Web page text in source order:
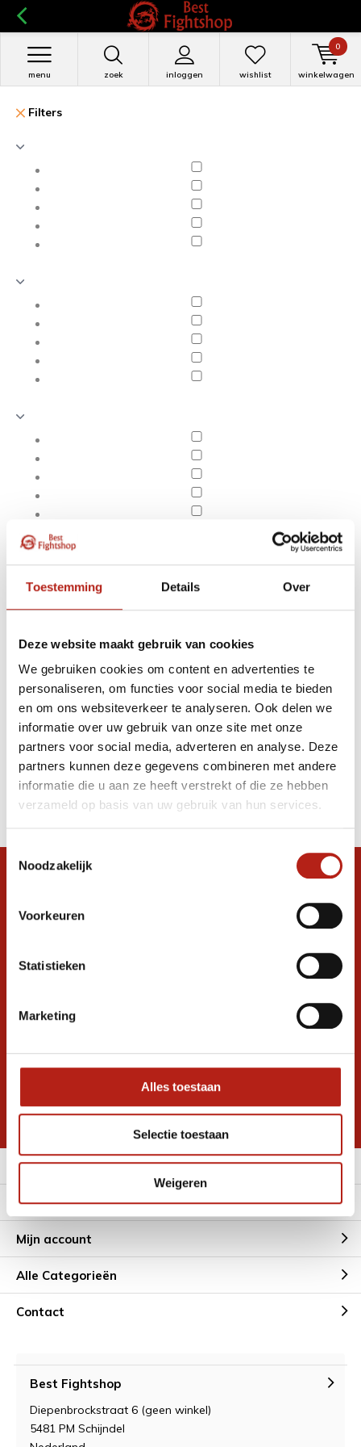
Toestemming Details Over
Deze website maakt gebruik van cookies
We gebruiken cookies om content en advertenties te
personaliseren, om functies voor social media te bieden
en om ons websiteverkeer te analyseren. Ook delen we
informatie over uw gebruik van onze site met onze
partners voor social media, adverteren en analyse. Deze
partners kunnen deze gegevens combineren met andere
informatie die u aan ze heeft verstrekt of die ze hebben
verzameld op basis van uw gebruik van hun services.
Toestemmingsselectie
Noodzakelijk
Voorkeuren
Statistieken
Marketing
Alles toestaan
Selectie toestaan
Weigeren
zoek inloggen
menu wishlist winkelwagen
0
Filters
Apply filters
Producten getagd met
Amateur Boxing Short
Rood/Wit Extra Small
Producten
Filter
Stel je vraag in de chat, en we helpen je
graag verder. 24/7
Volg ons
promoties
* Lees hier de wettelijke beperkingen
Meer informatie
Klantenservice
Mijn account
Alle Categorieën
Contact
Best Fightshop
Diepenbrockstraat 6 (geen winkel)
5481 PM Schijndel